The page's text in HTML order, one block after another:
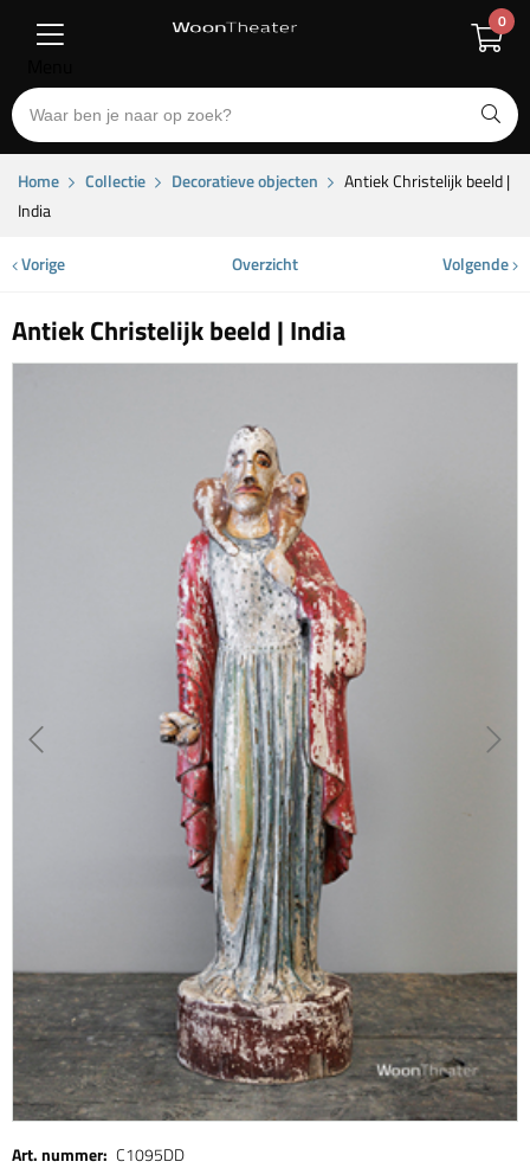
0
Home Collectie Decoratieve objecten
Antiek Christelijk beeld |
India
Vorige Overzicht Volgende
Antiek Christelijk beeld | India
Art. nummer: C1095DD